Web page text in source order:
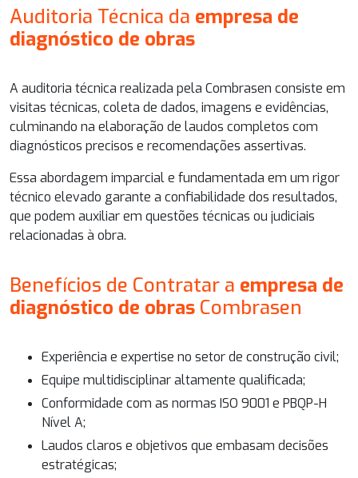
Auditoria Técnica da empresa de
diagnóstico de obras
A auditoria técnica realizada pela Combrasen consiste em
visitas técnicas, coleta de dados, imagens e evidências,
culminando na elaboração de laudos completos com
diagnósticos precisos e recomendações assertivas.
Essa abordagem imparcial e fundamentada em um rigor
técnico elevado garante a confiabilidade dos resultados,
que podem auxiliar em questões técnicas ou judiciais
relacionadas à obra.
Benefícios de Contratar a empresa de
diagnóstico de obras Combrasen
Experiência e expertise no setor de construção civil;
Equipe multidisciplinar altamente qualificada;
Conformidade com as normas ISO 9001 e PBQP-H
Nível A;
Laudos claros e objetivos que embasam decisões
estratégicas;